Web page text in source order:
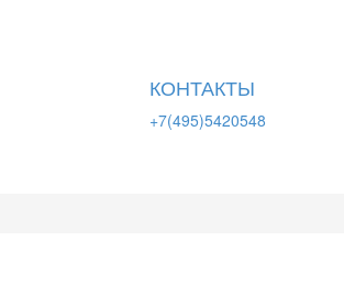
КОНТАКТЫ
+7(495)5420548